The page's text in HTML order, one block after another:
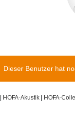
Dieser Benutzer hat
HOFA-Akustik| HOFA-